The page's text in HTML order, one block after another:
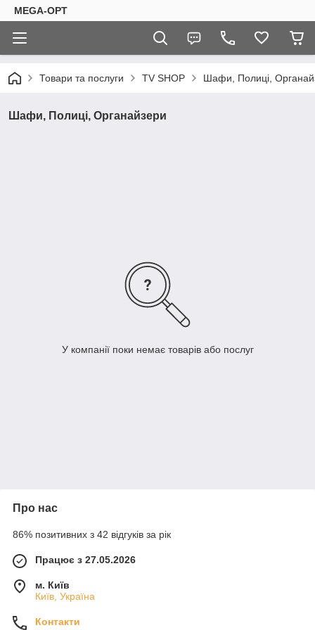
MEGA-OPT
Товари та послуги TV SHOP Шафи, Полиці,
Шафи, Полиці, Органайзери
У компанії поки немає товарів або послуг
Про нас
86% позитивних з 42 відгуків за рік
Працює з 27.05.2026
м. Київ
Київ, Україна
Контакти